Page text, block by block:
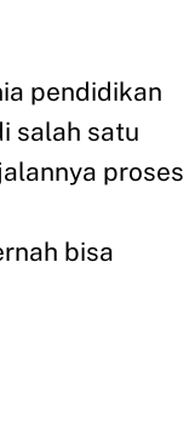
pendidikan
salah satu
proses
bisa